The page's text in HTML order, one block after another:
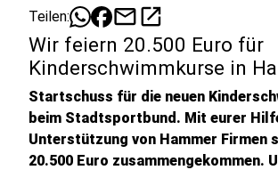
Teilen: mailopen_in_new
Wir feiern 20.500 Euro für
Kinderschwimmkurse in
Startschuss für die neuen
beim Stadtsportbund. Mit eurer
Unterstützung von Hammer Firmen
20.500 Euro zusammengekommen.